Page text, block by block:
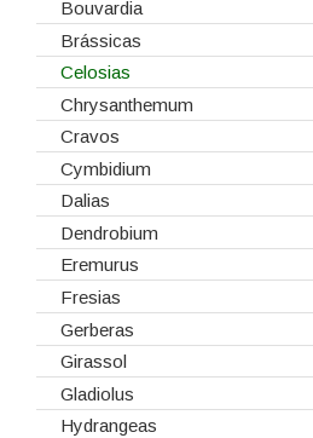
Fitas
Gaiolas
Lanternas
Madeiras
Spray
Tabuleiros/Bases
Telas/Tecidos
Vidros
Bouvardia
Brássicas
Celosias
Chrysanthemum
Cravos
Cymbidium
Dalias
Dendrobium
Eremurus
Fresias
Gerberas
Girassol
Gladiolus
Hydrangeas